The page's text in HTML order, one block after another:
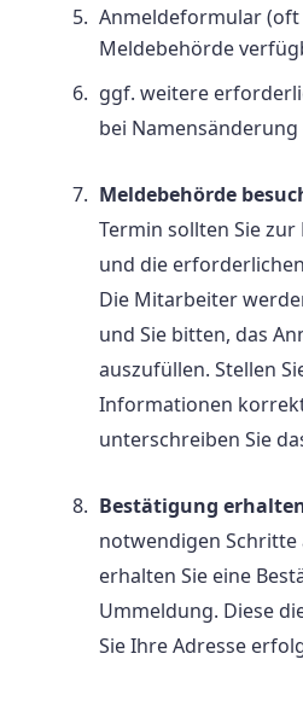
Anmeldeformular
Meldebehörde
ggf. weitere
bei
Meldebehörde
Termin sollten Sie
und die
Die Mitarbeiter
und Sie bitten, das
auszufüllen. Stellen
Informationen
unterschreiben Sie
Bestätigung
notwendigen Schritte
erhalten Sie eine
Ummeldung. Diese
Sie Ihre Adresse